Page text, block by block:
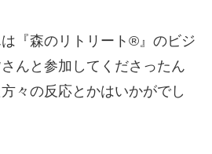
『森のリトリート®』のビジ
んと参加してくださったん
々の反応とかはいかがでし